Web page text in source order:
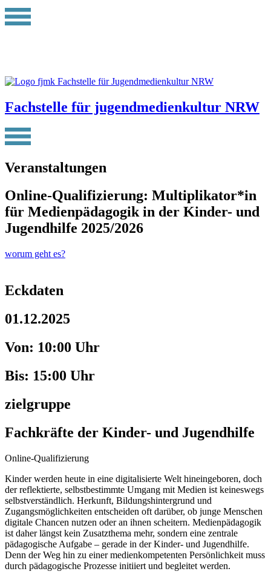
Fachstelle für jugendmedienkultur NRW
Veranstaltungen
Online-Qualifizierung: Multiplikator*in
für Medienpädagogik in der Kinder- und
Jugendhilfe 2025/2026
worum geht es?
Eckdaten
01.12.2025
Von: 10:00 Uhr
Bis: 15:00 Uhr
zielgruppe
Fachkräfte der Kinder- und Jugendhilfe
Online-Qualifizierung
Kinder werden heute in eine digitalisierte Welt hineingeboren, doch
der reflektierte, selbstbestimmte Umgang mit Medien ist keineswegs
selbstverständlich. Herkunft, Bildungshintergrund und
Zugangsmöglichkeiten entscheiden oft darüber, ob junge Menschen
digitale Chancen nutzen oder an ihnen scheitern. Medienpädagogik
ist daher längst kein Zusatzthema mehr, sondern eine zentrale
pädagogische Aufgabe – gerade in der Kinder- und Jugendhilfe.
Denn der Weg hin zu einer medienkompetenten Persönlichkeit muss
durch pädagogische Prozesse initiiert und begleitet werden.